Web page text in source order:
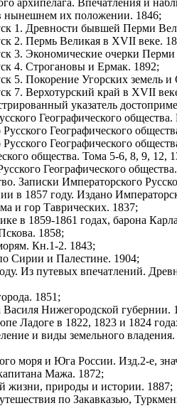
архипелага. Впечатления и
нынешнем их положении. 1846;
1. Древности бывшей Перми
2. Пермь Великая в XVII веке.
3. Экономические очерки
4. Строгановы и Ермак. 1892;
5. Покорение Угорских земель
7. Верхотурский край в XVII
указатель
Географического
Географического
Географического
общества. Тома 5-6, 8, 9, 12,
Географического
Записки Императорского
в 1857 году. Издано
и гор Таврических. 1837;
в 1859-1861 годах, барона
1858;
Кн.1-2. 1843;
Сирии и Палестине. 1904;
Из путевых впечатлений.
1851;
Нижегородской губернии.
Ладоге в 1822, 1823 и 1824
и виды земельного
моря и Юга России. Изд.2-е,
Мажа. 1872;
жизни, природы и истории. 1887;
по Закавказью,